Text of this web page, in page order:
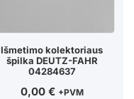
Išmetimo kolektoriaus
špilka DEUTZ-FAHR
04284637
0,00 € +PVM